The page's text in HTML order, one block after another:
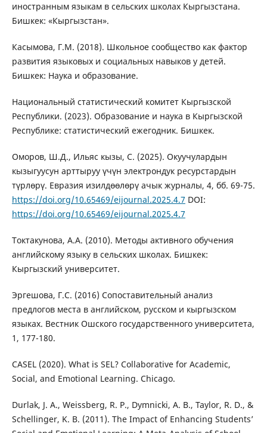
иностранным языкам в сельских школах Кыргызстана.
Бишкек: «Кыргызстан».
Касымова, Г.М. (2018). Школьное сообщество как фактор
развития языковых и социальных навыков у детей.
Бишкек: Наука и образование.
Национальный статистический комитет Кыргызской
Республики. (2023). Образование и наука в Кыргызской
Республике: статистический ежегодник. Бишкек.
Оморов, Ш.Д., Ильяс кызы, С. (2025). Окуучулардын
кызыгуусун арттыруу үчүн электрондук ресурстардын
түрлөрү. Евразия изилдөөлөрү ачык журналы, 4, бб. 69-75.
https://doi.org/10.65469/eijournal.2025.4.7 DOI:
https://doi.org/10.65469/eijournal.2025.4.7
Токтакунова, А.А. (2010). Методы активного обучения
английскому языку в сельских школах. Бишкек:
Кыргызский университет.
Эргешова, Г.С. (2016) Сопоставительный анализ
предлогов места в английском, русском и кыргызском
языках. Вестник Ошского государственного университета,
1, 177-180.
CASEL (2020). What is SEL? Collaborative for Academic,
Social, and Emotional Learning. Chicago.
Durlak, J. A., Weissberg, R. P., Dymnicki, A. B., Taylor, R. D., &
Schellinger, K. B. (2011). The Impact of Enhancing Students’